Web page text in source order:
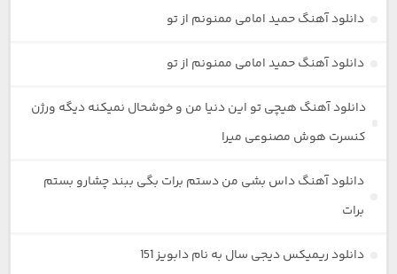
دانلود آهنگ حمید امامی ممنونم از تو
دانلود آهنگ حمید امامی ممنونم از تو
دانلود آهنگ هیچی تو این دنیا من و خوشحال نمیکنه دیگه ورژن
کنسرت هوش مصنوعی میرا
دانلود آهنگ داس بشی من دستم برات بگی ببند چشارو بستم
برات
دانلود ریمیکس دیجی سال به نام دابویز 151